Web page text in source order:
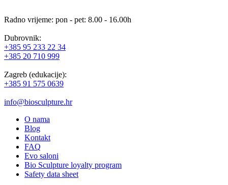
Radno vrijeme: pon - pet: 8.00 - 16.00h
Dubrovnik:
+385 95 233 22 34
+385 20 710 999
Zagreb (edukacije):
+385 91 575 0639
info@biosculpture.hr
O nama
Blog
Kontakt
FAQ
Evo saloni
Bio Sculpture loyalty program
Safety data sheet